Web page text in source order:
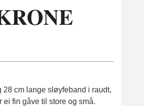
cm lange sløyfeband i raudt,
ei fin gåve til store og små.